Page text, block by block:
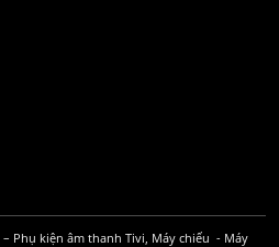
– Phụ kiện âm thanh Tivi, Máy chiếu - Máy